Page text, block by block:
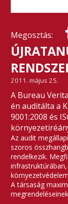
Megosztás:
2011. május 25.
A Bureau
én auditálta a
9001:2008 és
Az audit
szoros
rendelkezik.
A társaság